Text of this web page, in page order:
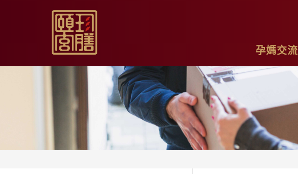
孕媽交流
專欄作家
影片分享
【限時促銷】玫瑰夏日亮麗計畫
【居家月子DIY】坐月子料理食材套組
【日常飲用】東方草本茶系列